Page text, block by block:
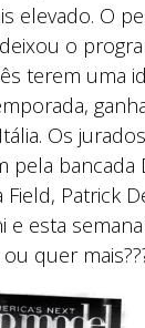
elevado. O
o
terem uma
Os
pela bancada
Field, Patrick
e esta
quer